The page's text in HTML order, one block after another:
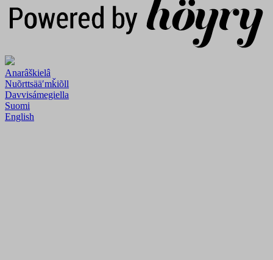
Anarâškielâ
Nuõrttsääʹmǩiõll
Davvisámegiella
Suomi
English